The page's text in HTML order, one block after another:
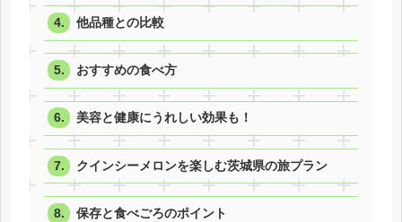
他品種との比較
おすすめの食べ方
美容と健康にうれしい効果も！
クインシーメロンを楽しむ茨城県の旅プラン
保存と食べごろのポイント